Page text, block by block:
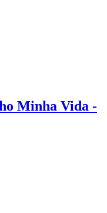
Minha Vida -